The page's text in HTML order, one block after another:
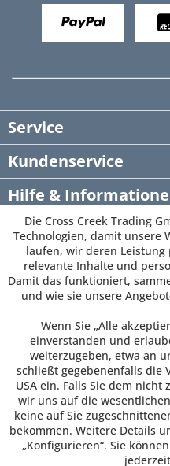
Service
Kundenservice
Hilfe &
Newsletter
Die Cross Creek Trading
Technologien, damit unsere
laufen, wir deren
relevante Inhalte und
Damit das funktioniert,
und wie sie unsere
Wenn Sie „Alle
einverstanden und
weiterzugeben, etwa an
schließt gegebenenfalls die
USA ein. Falls Sie dem
wir uns auf die
keine auf Sie
bekommen. Weitere Details
„Konfigurieren“. Sie